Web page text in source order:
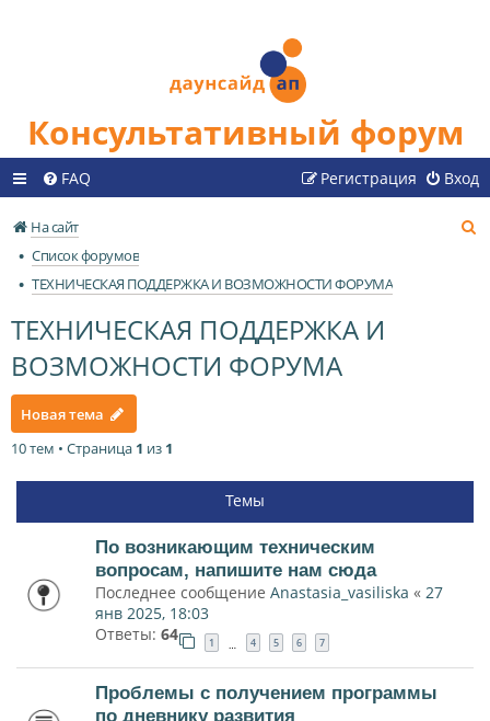
Консультативный форум
FAQ Вход
Регистрация
На сайт
Список форумов
ТЕХНИЧЕСКАЯ ПОДДЕРЖКА И ВОЗМОЖНОСТИ ФОРУМА
ТЕХНИЧЕСКАЯ ПОДДЕРЖКА И
ВОЗМОЖНОСТИ ФОРУМА
Новая тема
10 тем • Страница 1 из 1
Темы
По возникающим техническим
вопросам, напишите нам сюда
Последнее сообщение Anastasia_vasiliska « 27
янв 2025, 18:03
Ответы: 64 1 … 4 5 6 7
Проблемы с получением программы
по дневнику развития